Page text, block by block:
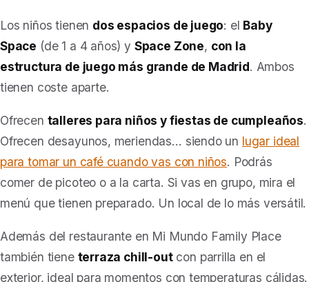
Los niños tienen dos espacios de juego: el Baby
Space (de 1 a 4 años) y Space Zone, con la
estructura de juego más grande de Madrid. Ambos
tienen coste aparte.
Ofrecen talleres para niños y fiestas de cumpleaños.
Ofrecen desayunos, meriendas… siendo un lugar ideal
para tomar un café cuando vas con niños. Podrás
comer de picoteo o a la carta. Si vas en grupo, mira el
menú que tienen preparado. Un local de lo más versátil.
Además del restaurante en Mi Mundo Family Place
también tiene terraza chill-outcon parrilla en el
exterior, ideal para momentos con temperaturas cálidas.